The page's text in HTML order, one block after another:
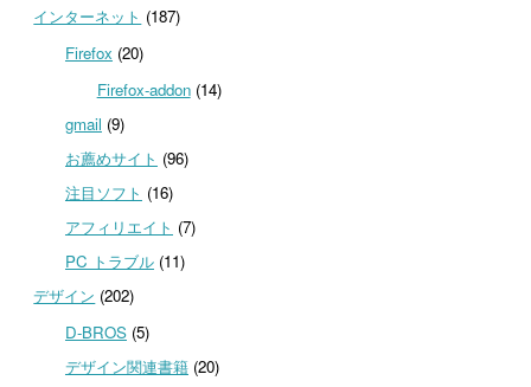
インターネット (187)
Firefox (20)
Firefox-addon(14)
gmail (9)
お薦めサイト (96)
注目ソフト (16)
アフィリエイト (7)
PC トラブル(11)
デザイン (202)
D-BROS(5)
デザイン関連書籍(20)